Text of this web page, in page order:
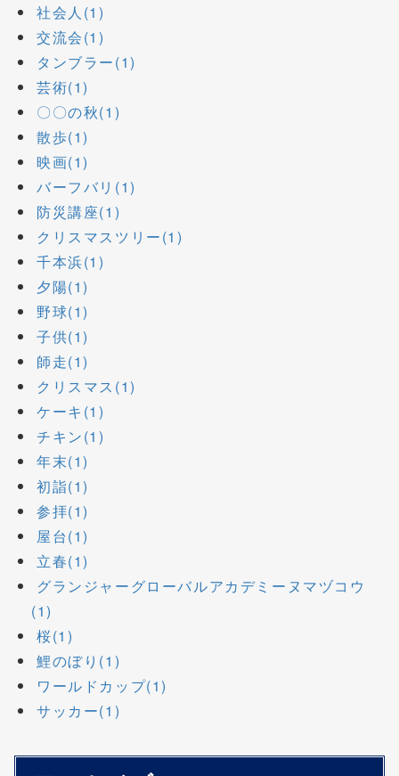
社会人(1)
交流会(1)
タンブラー(1)
芸術(1)
〇〇の秋(1)
散歩(1)
映画(1)
バーフバリ(1)
防災講座(1)
クリスマスツリー(1)
千本浜(1)
夕陽(1)
野球(1)
子供(1)
師走(1)
クリスマス(1)
ケーキ(1)
チキン(1)
年末(1)
初詣(1)
参拝(1)
屋台(1)
立春(1)
グランジャーグローバルアカデミーヌマヅコウ
(1)
桜(1)
鯉のぼり(1)
ワールドカップ(1)
サッカー(1)